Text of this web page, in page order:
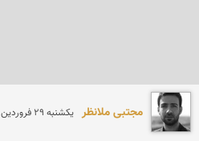
مجتبی ملانظر يكشنبه 29 فروردين 1395 | 11 سال پیش